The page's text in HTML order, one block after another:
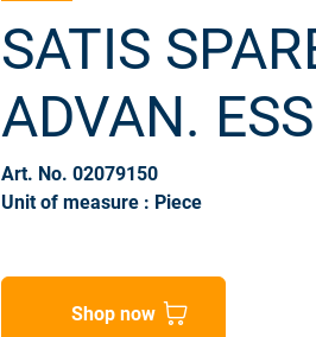
SATIS
ADVAN.
Art. No. 02079150
Unit of measure : Piece
Shop now